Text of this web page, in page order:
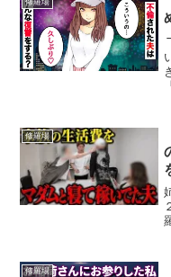
修羅場
修羅場